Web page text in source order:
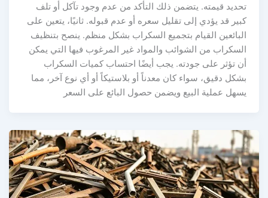
تحديد قيمته. يتضمن ذلك التأكد من عدم وجود تآكل أو تلف
كبير قد يؤدي إلى تقليل سعره أو عدم قبوله. ثانيًا، يتعين على
البائعين القيام بتجميع السكراب بشكل منظم. ينصح بتنظيف
السكراب من الشوائب والمواد غير المرغوب فيها التي يمكن
أن تؤثر على جودته. يجب أيضًا احتساب كميات السكراب
بشكل دقيق، سواء كان معدناً أو بلاستيكاً أو أي نوع آخر، مما
يسهل عملية البيع ويضمن حصول البائع على السعر